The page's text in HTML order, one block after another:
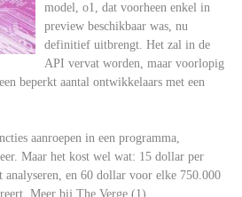
model, o1, dat voorheen enkel in
preview beschikbaar was, nu
definitief uitbrengt. Het zal in de
API vervat worden, maar voorlopig
beperkt aantal ontwikkelaars met een
aanroepen in een programma,
Maar het kost wel wat: 15 dollar per
analyseren, en 60 dollar voor elke 750.000
Meer bij The Verge (1)